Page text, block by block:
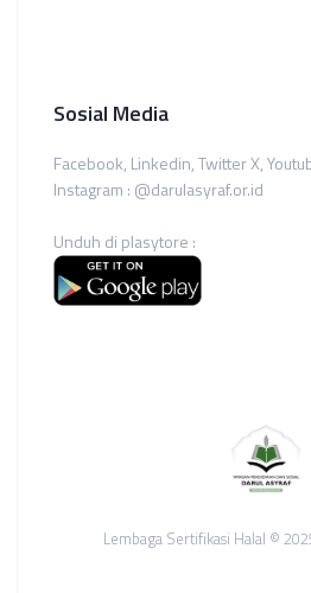
Sosial Media
Facebook, Linkedin, Twitter X,
Instagram : @darulasyraf.or.id
Unduh di plasytore :
Lembaga Sertifikasi Halal ©